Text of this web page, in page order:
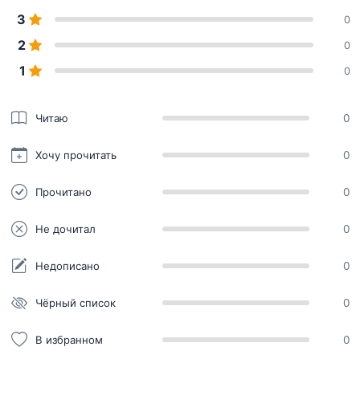
3 0
2 0
1 0
Читаю 0
Хочу прочитать 0
Прочитано 0
Не дочитал 0
Недописано 0
Чёрный список 0
В избранном 0